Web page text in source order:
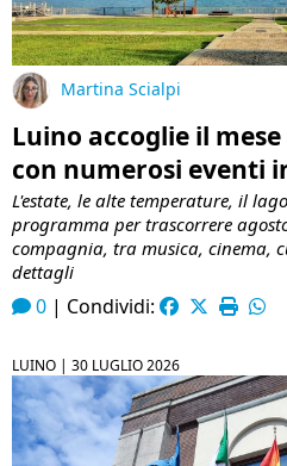
Martina Scialpi
Luino accoglie il
con numerosi eventi
L'estate, le alte temperature, il
programma per trascorrere
compagnia, tra musica, cinema,
dettagli
0 | Condividi:
LUINO | 30 LUGLIO 2026